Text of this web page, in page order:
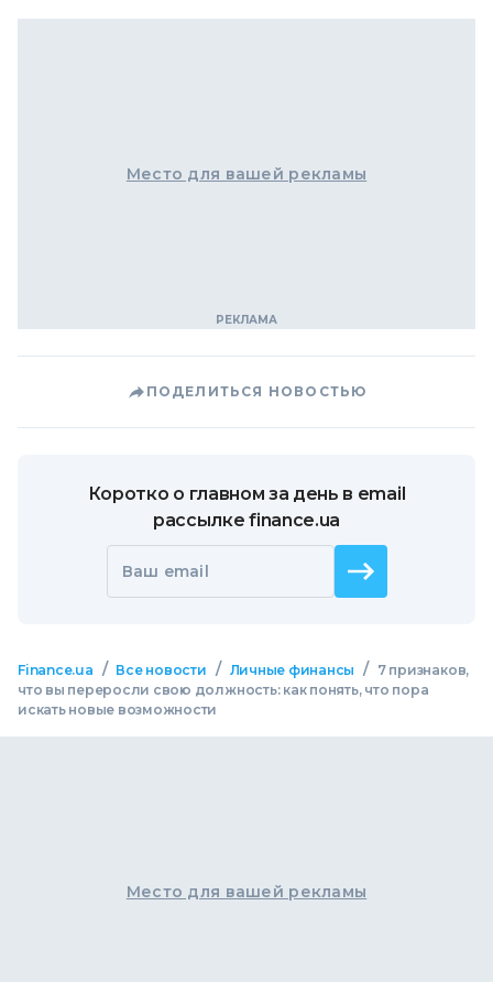
Место для вашей рекламы
ПОДЕЛИТЬСЯ НОВОСТЬЮ
Коротко о главном за день в email
рассылке finance.ua
Ваш email
Finance.ua / Все новости / Личные финансы /
7 признаков,
что вы переросли свою должность: как понять, что пора
искать новые возможности
Место для вашей рекламы